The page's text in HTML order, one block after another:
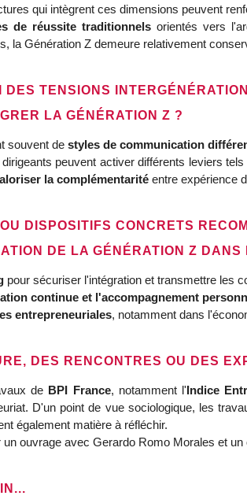
qui intègrent ces dimensions peuvent
de réussite traditionnelsorientés vers
la Génération Z demeure relativement
DES TENSIONS
LA GÉNÉRATION Z ?
souvent de styles de communication
peuvent activer différents leviers tels
la complémentarité entre expérience
DISPOSITIFS CONCRETS
DE LA GÉNÉRATION Z
pour sécuriser l'intégration et transmettre les
continue et l'accompagnement
entrepreneuriales, notamment dans
DES RENCONTRES OU DES
de BPI France, notamment l'Indice
D'un point de vue sociologique, les
également matière à réfléchir.
un ouvrage avec Gerardo Romo Morales et